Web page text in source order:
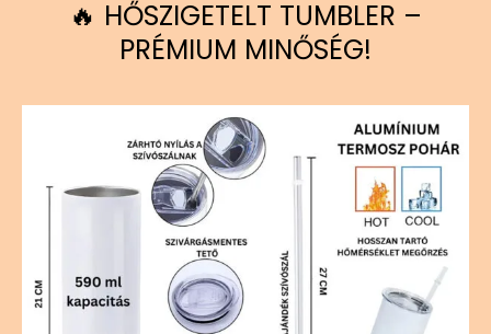
🔥 HŐSZIGETELT TUMBLER –
PRÉMIUM MINŐSÉG!